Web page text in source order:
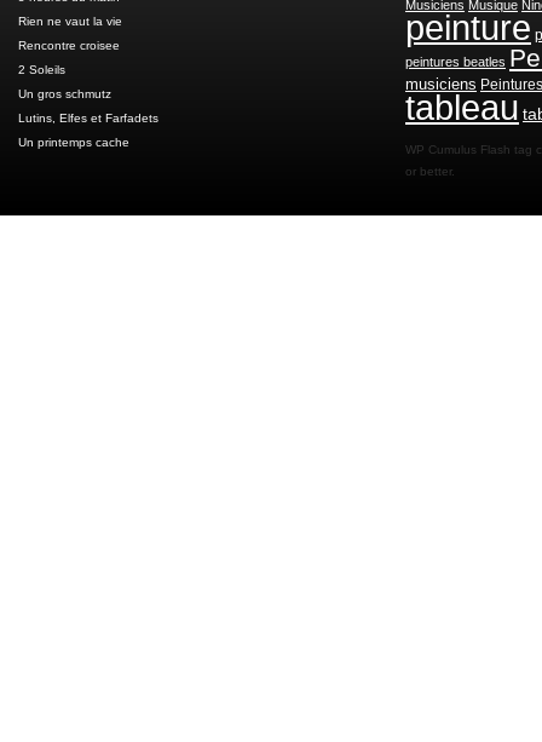
Rien ne vaut la vie
Rencontre croisee
2 Soleils
Un gros schmutz
Lutins, Elfes et Farfadets
Un printemps cache
Musiciens Musique
peinture
peintures beatles
musiciens
tableau
WP Cumulus Flash tag
or better.